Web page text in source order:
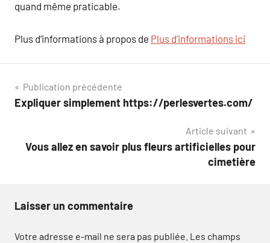
quand même praticable.
Plus d’informations à propos de Plus d’informations ici
Navigation
de
Publication précédente
Expliquer simplement https://perlesvertes.com/
Article suivant
Vous allez en savoir plus fleurs artificielles pour
cimetière
Laisser un commentaire
Votre adresse e-mail ne sera pas publiée. Les champs